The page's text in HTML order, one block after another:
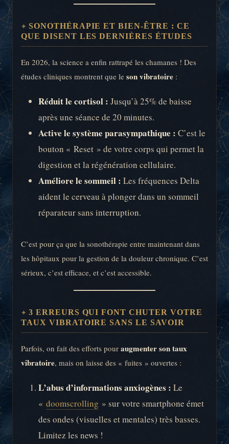
SONOTHÉRAPIE ET BIEN-ÊTRE : CE
QUE DISENT LES DERNIÈRES ÉTUDES
En 2026, la science a enfin rattrapé les chamanes ! Des
études cliniques montrent que le son vibratoire :
Réduit le cortisol : Jusqu’à 25% de baisse
après une séance de 20 minutes.
Active le système parasympathique : C’est le
bouton « Reset » de votre corps qui permet la
digestion et la régénération cellulaire.
Améliore le sommeil : Les fréquences Delta
aident le cerveau à plonger dans un sommeil
réparateur sans interruption.
C’est pour ça que la sonothérapie entre maintenant dans
les hôpitaux pour la gestion de la douleur chronique. C’est
sérieux, c’est efficace, et c’est accessible.
3 ERREURS QUI FONT CHUTER VOTRE
TAUX VIBRATOIRE SANS LE SAVOIR
Parfois, on fait des efforts pour augmenter son taux
vibratoire, mais on laisse des « fuites » ouvertes :
L’abus d’informations anxiogènes : Le
« doomscrolling » sur votre smartphone émet
des ondes (visuelles et mentales) très basses.
Limitez les news !